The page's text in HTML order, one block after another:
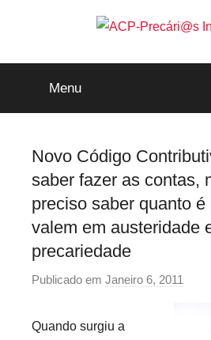
ACP-
Precári@s
Inflexíveis
Menu
Novo Código
saber fazer as contas,
preciso saber quanto é
valem em austeridade
precariedade
Publicado em Janeiro 6, 2011
Quando surgiu a